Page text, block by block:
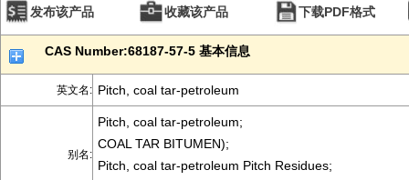
发布该产品 收藏该产品 下载PDF格式
CAS Number:68187-57-5 基本信息
英文名: Pitch, coal tar-petroleum
别名:
Pitch, coal tar-petroleum;
COAL TAR BITUMEN);
Pitch, coal tar-petroleum Pitch Residues;